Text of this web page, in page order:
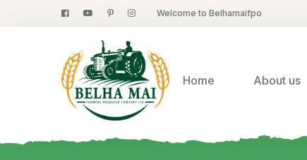
Welcome to Belhamaifpo
Home About us